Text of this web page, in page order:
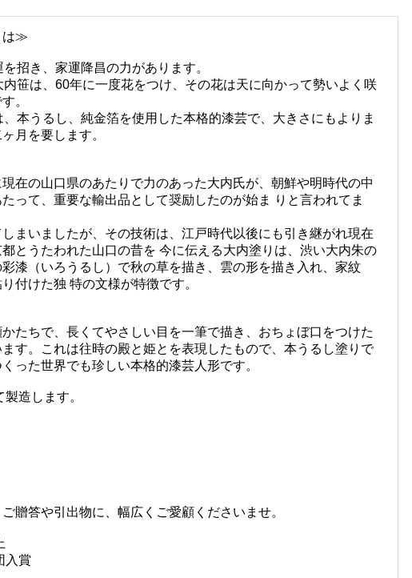
は≫
招き、家運降昌の力があります。
笹は、60年に一度花をつけ、その花は天に向かって勢いよく咲
。
本うるし、純金箔を使用した本格的漆芸で、大きさにもよりま
月を要します。
在の山口県のあたりで力のあった大内氏が、朝鮮や明時代の中
って、重要な輸出品として奨励したのが始ま りと言われてま
まいましたが、その技術は、江戸時代以後にも引き継がれ現在
とうたわれた山口の昔を 今に伝える大内塗りは、渋い大内朱の
漆（いろうるし）で秋の草を描き、雲の形を描き入れ、家紋
付けた独 特の文様が特徴です。
たちで、長くてやさしい目を一筆で描き、おちょぼ口をつけた
す。これは往時の殿と姫とを表現したもので、本うるし塗りで
った世界でも珍しい本格的漆芸人形です。
造します。
贈答や引出物に、幅広くご愛顧くださいませ。
入賞